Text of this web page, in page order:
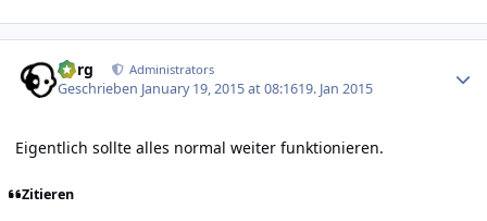
borg Administrators
Geschrieben January 19, 2015 at 08:1619. Jan 2015
Eigentlich sollte alles normal weiter funktionieren.
Zitieren